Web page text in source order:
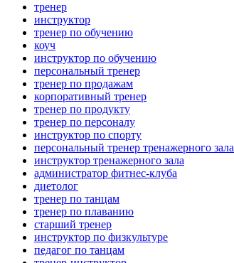
тренер
инструктор
тренер по обучению
коуч
инструктор по обучению
персональный тренер
тренер по продажам
корпоративный тренер
тренер по продукту
тренер по персоналу
инструктор по спорту
персональный тренер тренажерного зала
инструктор тренажерного зала
администратор фитнес-клуба
диетолог
тренер по танцам
тренер по плаванию
старший тренер
инструктор по физкультуре
педагог по танцам